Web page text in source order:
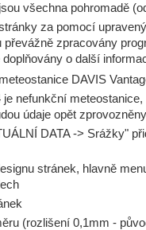
všechna pohromadě
za pomocí
převážně zpracovány
doplňovány o další
DAVIS
je nefunkční
údaje opět
DATA -> Srážky"
stránek, hlavně
(rozlišení 0,1mm -